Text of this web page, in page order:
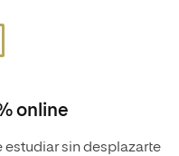
online
sin desplazarte